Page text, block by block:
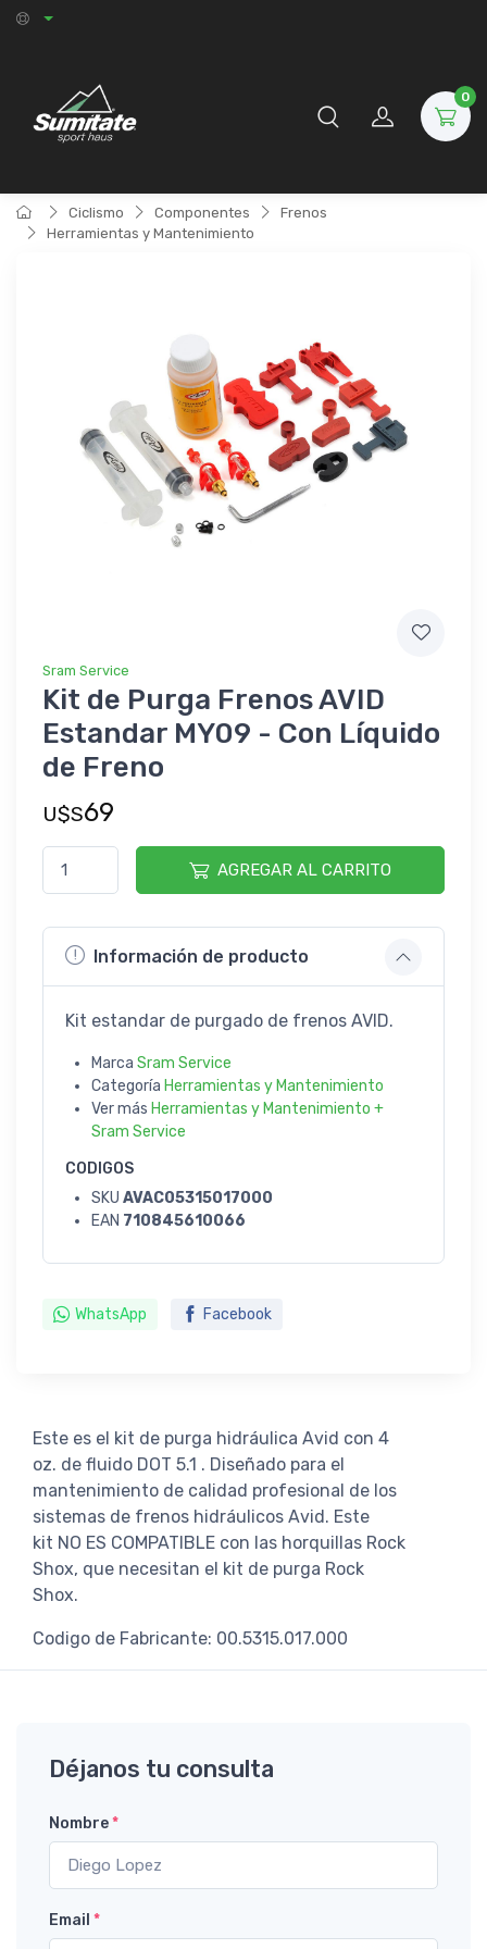
0
Ciclismo Componentes
Frenos
Herramientas y Mantenimiento
Sram Service
Kit de Purga Frenos AVID
Estandar MY09 - Con Líquido
de Freno
U$S69
AGREGAR AL CARRITO
Información de producto
Kit estandar de purgado de frenos AVID.
Marca Sram Service
Categoría Herramientas y Mantenimiento
Ver más Herramientas y Mantenimiento +
Sram Service
CODIGOS
SKU AVAC05315017000
EAN 710845610066
WhatsApp Facebook
Este es el kit de purga hidráulica Avid con 4
oz. de fluido DOT 5.1 . Diseñado para el
mantenimiento de calidad profesional de los
sistemas de frenos hidráulicos Avid. Este
kit NO ES COMPATIBLE con las horquillas Rock
Shox, que necesitan el kit de purga Rock
Shox.
Codigo de Fabricante: 00.5315.017.000
Déjanos tu consulta
Nombre*
Email *